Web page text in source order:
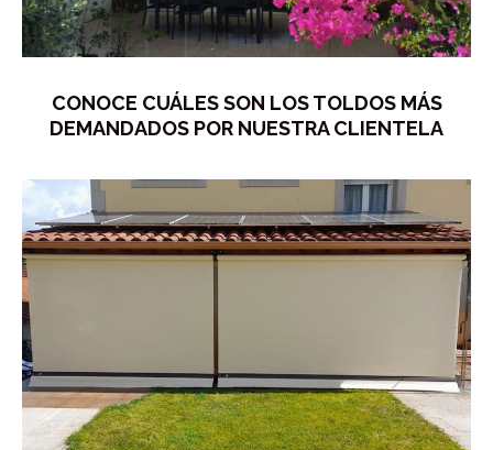
CONOCE CUÁLES SON LOS TOLDOS MÁS
DEMANDADOS POR NUESTRA CLIENTELA